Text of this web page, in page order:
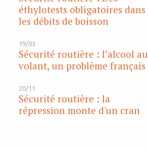
éthylotests obligatoires dans
les débits de boisson
19/03
Sécurité routière : l’alcool au
volant, un problème français
20/11
Sécurité routière : la
répression monte d'un cran